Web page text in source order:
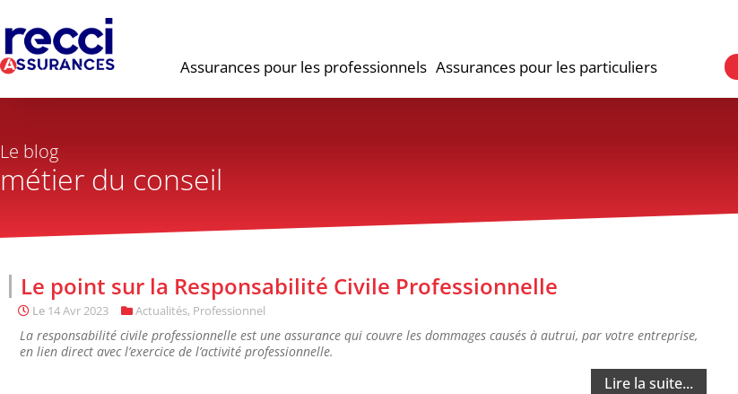
Assurances pour les professionnels Assurances pour les particuliers
Le blog
métier du conseil
Le point sur la Responsabilité Civile Professionnelle
Le 14 Avr 2023 Actualités, Professionnel
La responsabilité civile professionnelle est une assurance qui couvre les dommages causés à autrui, par votre entreprise,
en lien direct avec l’exercice de l’activité professionnelle.
Lire la suite...